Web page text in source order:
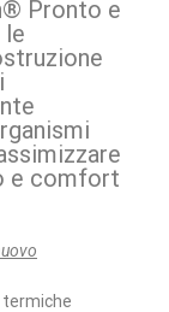
Pronto e
le
e comfort